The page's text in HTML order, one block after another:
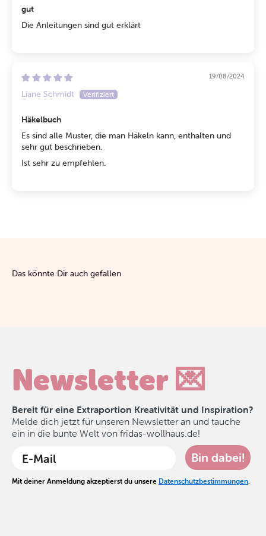
gut
Die Anleitungen sind gut erklärt
19/08/2024
Liane Schmidt
Häkelbuch
Es sind alle Muster, die man Häkeln kann, enthalten und
sehr gut beschrieben.
Ist sehr zu empfehlen.
Newsletter 💌
Bereit für eine Extraportion Kreativität und Inspiration?
Melde dich jetzt für unseren Newsletter an und tauche
ein in die bunte Welt von fridas-wollhaus.de!
Bin dabei!
Mit deiner Anmeldung akzeptierst du unsere Datenschutzbestimmungen.